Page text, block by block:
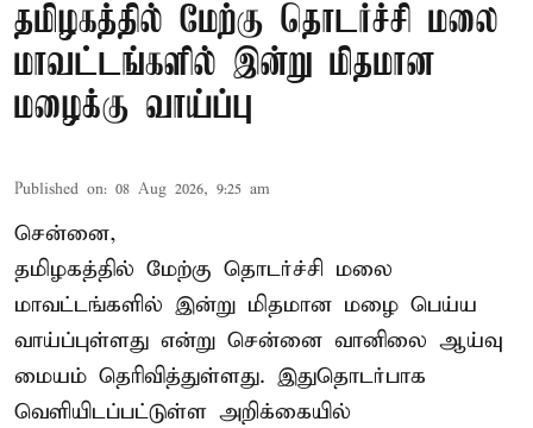
தமிழகத்தில் மேற்கு தொடர்ச்சி மலை
மாவட்டங்களில் இன்று மிதமான
மழைக்கு வாய்ப்பு
Published on: 08 Aug 2026, 9:25 am
சென்னை,
தமிழகத்தில் மேற்கு தொடர்ச்சி மலை
மாவட்டங்களில் இன்று மிதமான மழை பெய்ய
வாய்ப்புள்ளது என்று சென்னை வானிலை ஆய்வு
மையம் தெரிவித்துள்ளது. இதுதொடர்பாக
வெளியிடப்பட்டுள்ள அறிக்கையில்